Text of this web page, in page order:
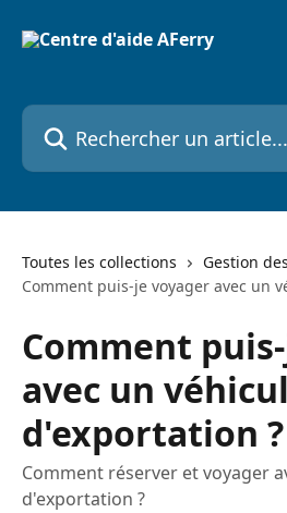
Rechercher un article...
Toutes les collections
Gestion
Comment puis-je voyager avec un
Comment
avec un
d'exportation ?
Comment réserver et voyager
d'exportation ?